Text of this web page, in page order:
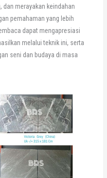
merayakan keindahan
pemahaman yang lebih
dapat mengapresiasi
melalui teknik ini, serta
seni dan budaya di masa